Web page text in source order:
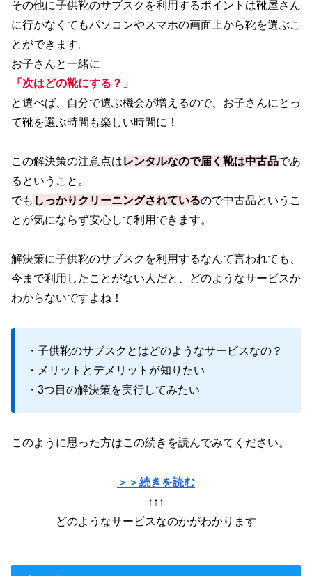
その他に子供靴のサブスクを利用するポイントは靴屋さん
に行かなくてもパソコンやスマホの画面上から靴を選ぶこ
とができます。
お子さんと一緒に
「次はどの靴にする？」
と選べば、自分で選ぶ機会が増えるので、お子さんにとっ
て靴を選ぶ時間も楽しい時間に！
この解決策の注意点はレンタルなので届く靴は中古品であ
るということ。
でも しっかりクリーニングされているので中古品というこ
とが気にならず安心して利用できます。
解決策に子供靴のサブスクを利用するなんて言われても、
今まで利用したことがない人だと、どのようなサービスか
わからないですよね！
・子供靴のサブスクとはどのようなサービスなの？
・メリットとデメリットが知りたい
・3つ目の解決策を実行してみたい
このように思った方はこの続きを読んでみてください。
＞＞続きを読む
↑↑↑
どのようなサービスなのかがわかります